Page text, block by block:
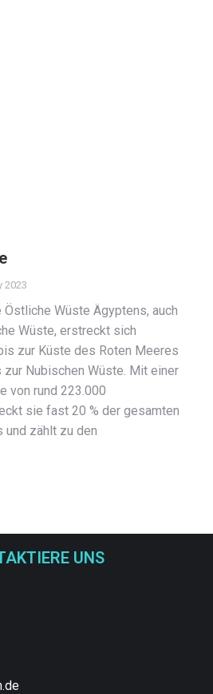
2023
Östliche Wüste Ägyptens, auch
Wüste, erstreckt sich
zur Küste des Roten Meeres
Nubischen Wüste. Mit einer
von rund 223.000
sie fast 20 % der gesamten
und zählt zu den
UNS